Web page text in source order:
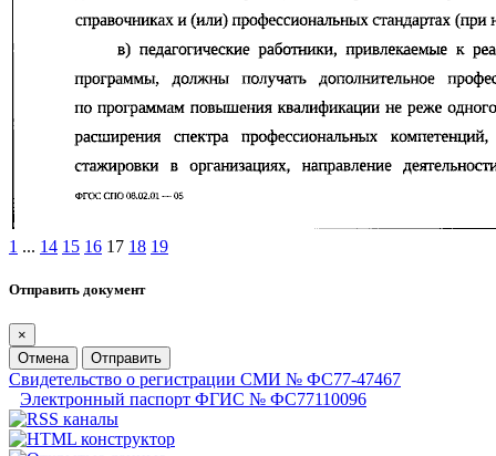
1 ... 14 15 16 17 18 19
Отправить документ
×
Отмена
Отправить
Свидетельство о регистрации СМИ № ФС77-47467
Электронный паспорт ФГИС № ФС77110096